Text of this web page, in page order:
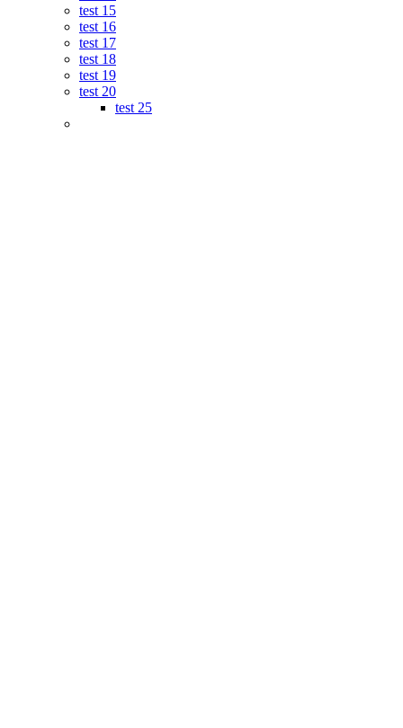
test 15
test 16
test 17
test 18
test 19
test 20
test 25